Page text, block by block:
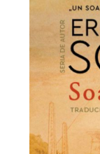
Hobby și
Istorie și Civilizații
Istorie și Conspirații
Manuale și
Medicină și
Practic. Casă și
Psihologie